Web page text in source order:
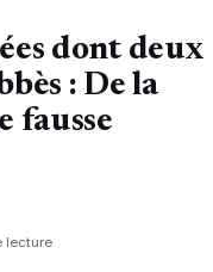
dont deux
: De la
fausse
lecture